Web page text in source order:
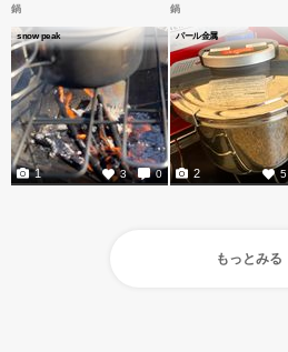
鍋
snow peak
3 0
1
鍋
パール金属
5
2
もっとみる